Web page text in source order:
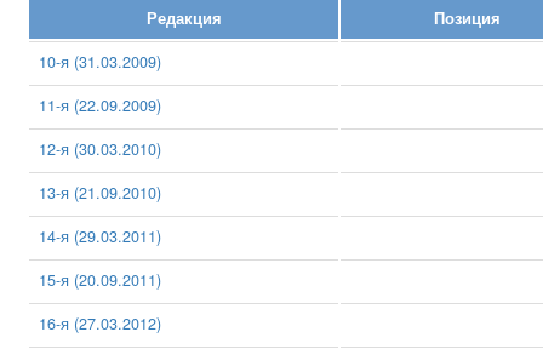
Редакция
Позиция
10-я (31.03.2009)
11-я (22.09.2009)
12-я (30.03.2010)
13-я (21.09.2010)
14-я (29.03.2011)
15-я (20.09.2011)
16-я (27.03.2012)